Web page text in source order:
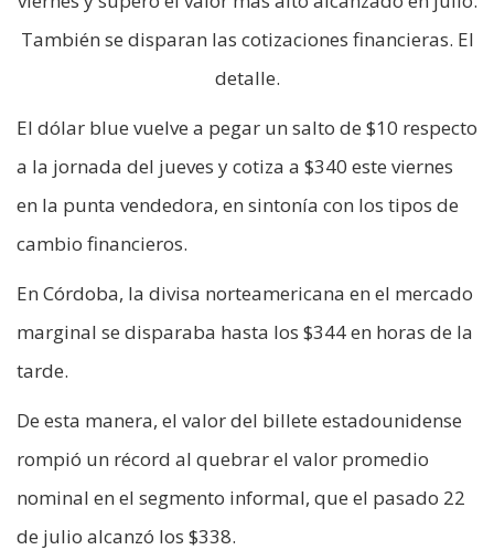
También se disparan las cotizaciones financieras. El
detalle.
El dólar blue vuelve a pegar un salto de $10 respecto
a la jornada del jueves y cotiza a $340 este viernes
en la punta vendedora, en sintonía con los tipos de
cambio financieros.
En Córdoba, la divisa norteamericana en el mercado
marginal se disparaba hasta los $344 en horas de la
tarde.
De esta manera, el valor del billete estadounidense
rompió un récord al quebrar el valor promedio
nominal en el segmento informal, que el pasado 22
de julio alcanzó los $338.